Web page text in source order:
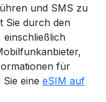
und SMS zu
Sie durch den
für
eine eSIM auf